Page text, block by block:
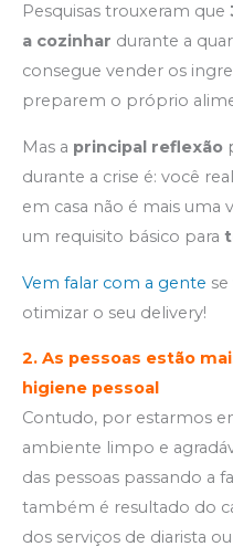
Pesquisas trouxeram que
a cozinhar durante a
consegue vender os
preparem o próprio
Mas a principal reflexão
durante a crise é: você
em casa não é mais
um requisito básico para
Vem falar com a gente
otimizar o seu delivery!
2. As pessoas estão
higiene pessoal
Contudo, por estarmos
ambiente limpo e
das pessoas passando a
também é resultado do
dos serviços de diarista